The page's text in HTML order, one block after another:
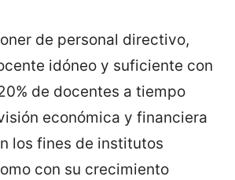
de personal directivo,
idóneo y suficiente con
de docentes a tiempo
económica y financiera
los fines de institutos
con su crecimiento